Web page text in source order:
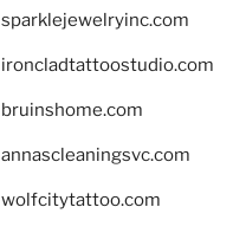
sparklejewelryinc.com
ironcladtattoostudio.com
bruinshome.com
annascleaningsvc.com
wolfcitytattoo.com